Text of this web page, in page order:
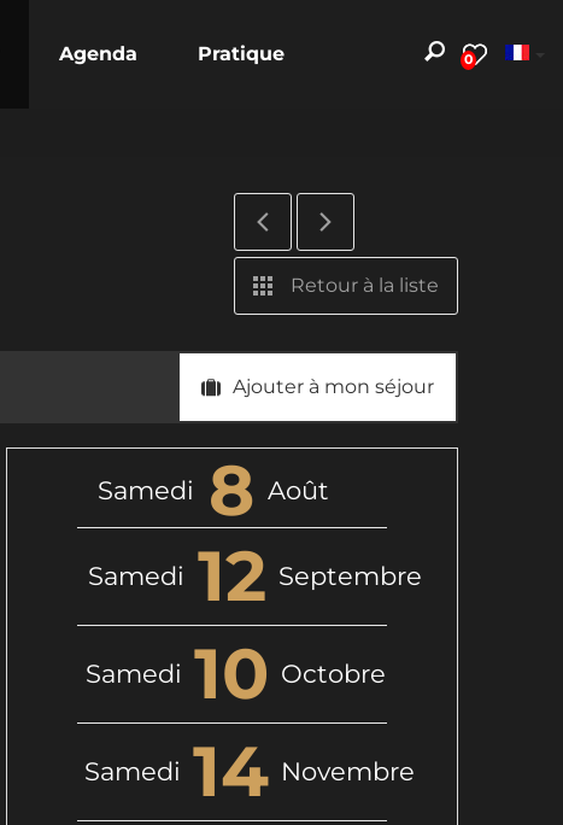
0
Agenda Pratique
Retour à la liste
Ajouter à mon séjour
Samedi 8 Août
Samedi 12 Septembre
Samedi 10 Octobre
Samedi 14 Novembre